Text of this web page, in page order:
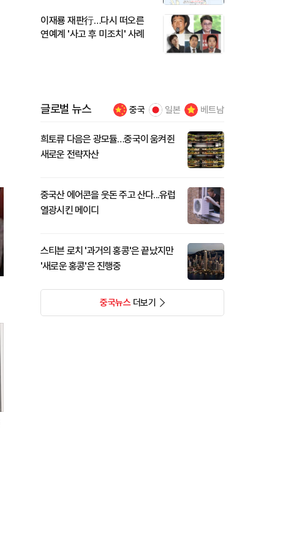
이재룡 재판行…다시 떠오른
연예계 '사고 후 미조치' 사례
글로벌 뉴스 중국 일본 베트남
희토류 다음은 광모듈…중국이 움켜쥔
새로운 전략자산
중국산 에어콘을 웃돈 주고 산다...유럽
열광시킨 메이디
스티븐 로치 '과거의 홍콩'은 끝났지만
'새로운 홍콩'은 진행중
중국뉴스더보기